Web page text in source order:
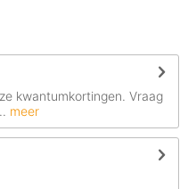
kwantumkortingen. Vraag
meer